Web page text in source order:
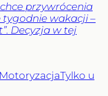
przywrócenia
wakacji –
Decyzja w tej
MotoryzacjaTylko u